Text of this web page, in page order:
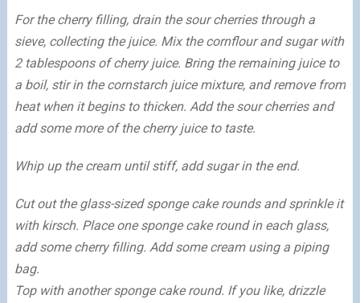
For the cherry filling, drain the sour cherries through a
sieve, collecting the juice. Mix the cornflour and sugar with
2 tablespoons of cherry juice. Bring the remaining juice to
a boil, stir in the cornstarch juice mixture, and remove from
heat when it begins to thicken. Add the sour cherries and
add some more of the cherry juice to taste.
Whip up the cream until stiff, add sugar in the end.
Cut out the glass-sized sponge cake rounds and sprinkle it
with kirsch. Place one sponge cake round in each glass,
add some cherry filling. Add some cream using a piping
bag.
Top with another sponge cake round. If you like, drizzle